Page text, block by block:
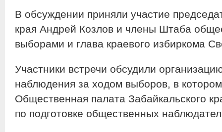
В обсуждении приняли участие
края Андрей Козлов и члены Штаба
выборами и глава краевого избиркома
Участники встречи обсудили
наблюдения за ходом выборов, в
Общественная палата Забайкальского
по подготовке общественных